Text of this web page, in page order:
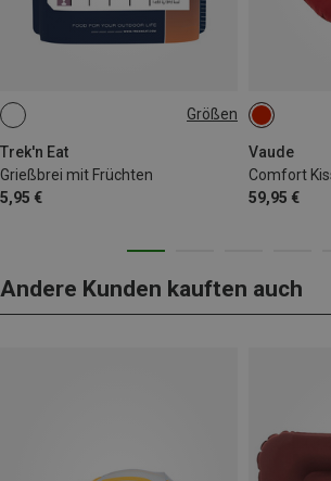
Größen
Trek'n Eat
Grießbrei mit Früchten
5,95 €
100G
Vaude
Comfort
59,95 €
ONE SIZE
Andere Kunden kauften auch